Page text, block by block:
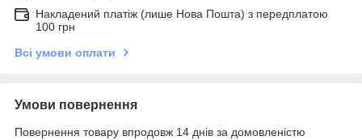
Накладений платіж (лише Нова Пошта) з передплатою
100 грн
Всі умови оплати
Умови повернення
Повернення товару впродовж 14 днів за домовленістю